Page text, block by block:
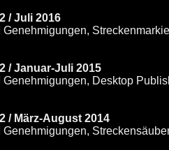
/ Juli 2016
/ Januar-Juli 2015
Desktop
/ März-August 2014